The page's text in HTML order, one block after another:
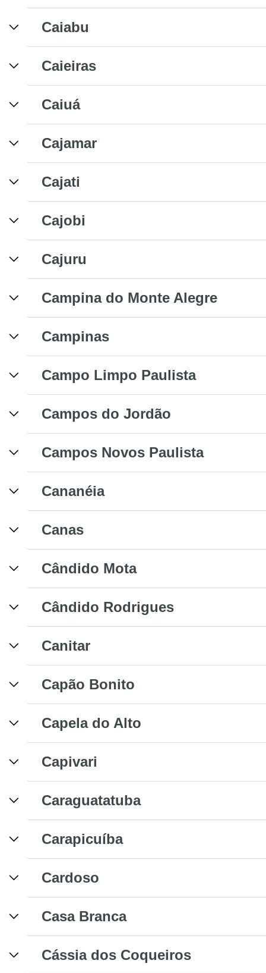
Caiabu
Caieiras
Caiuá
Cajamar
Cajati
Cajobi
Cajuru
Campina do Monte Alegre
Campinas
Campo Limpo Paulista
Campos do Jordão
Campos Novos Paulista
Cananéia
Canas
Cândido Mota
Cândido Rodrigues
Canitar
Capão Bonito
Capela do Alto
Capivari
Caraguatatuba
Carapicuíba
Cardoso
Casa Branca
Cássia dos Coqueiros